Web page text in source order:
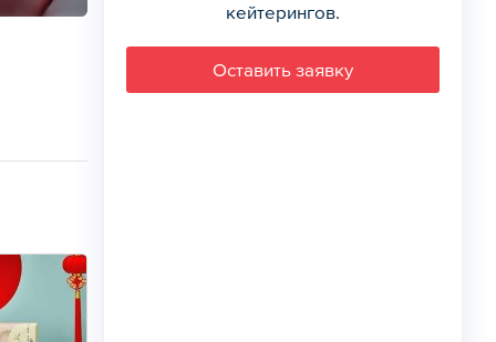
кейтерингов.
Оставить заявку